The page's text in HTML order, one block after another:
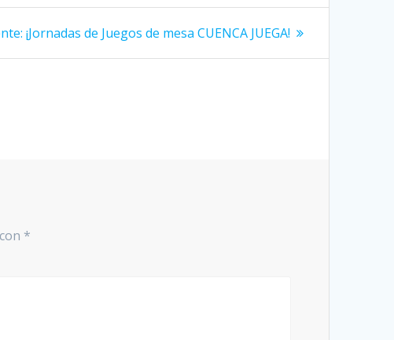
Siguiente
¡Jornadas de Juegos de mesa CUENCA JUEGA!
*